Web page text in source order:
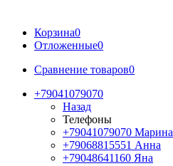
Корзина0
Отложенные0
Сравнение товаров0
+79041079070
Назад
Телефоны
+79041079070 Марина
+79068815551 Анна
+79048641160 Яна